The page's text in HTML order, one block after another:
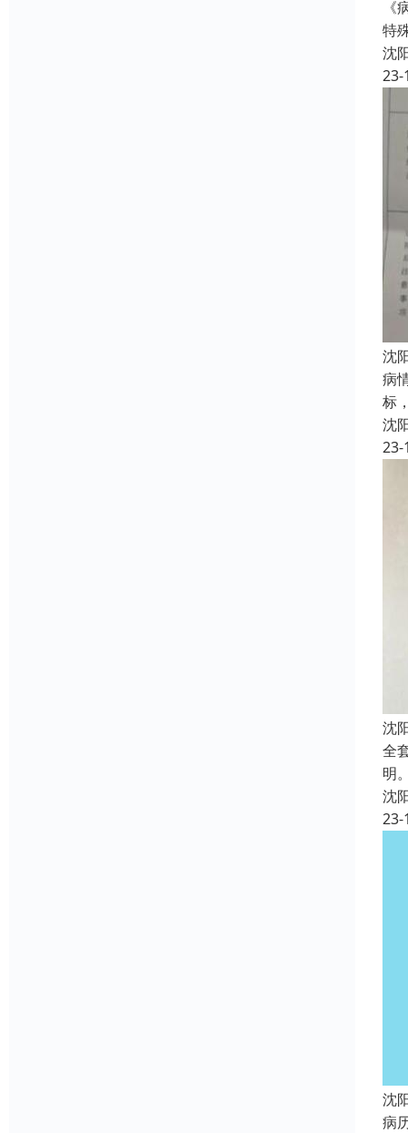
特
沈
23-
沈
病
标
沈
23-
沈
全
明
沈
23-
沈
病